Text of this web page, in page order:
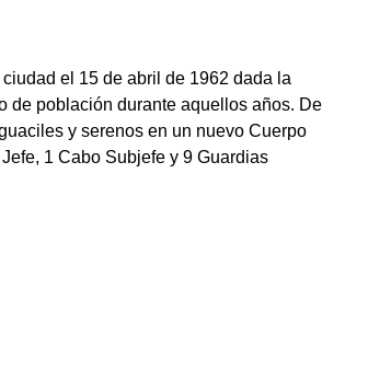
el 15 de abril de 1962 dada la
de población durante aquellos años. De
y serenos en un nuevo Cuerpo
1 Cabo Subjefe y 9 Guardias